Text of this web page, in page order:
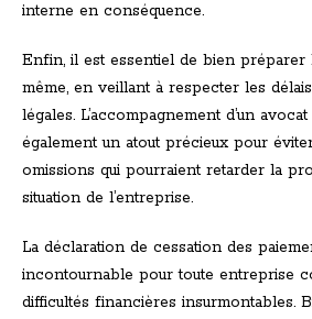
interne en conséquence.
Enfin, il est essentiel de bien
même, en veillant à respecter les
légales. L’accompagnement d’un
également un atout précieux pour
omissions qui pourraient retarder la
situation de l’entreprise.
La déclaration de cessation des
incontournable pour toute entreprise
difficultés financières insurmontables.